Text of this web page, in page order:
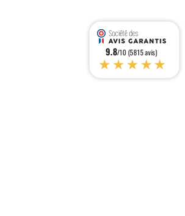
9.8/10 (5815 avis)
★★★★★